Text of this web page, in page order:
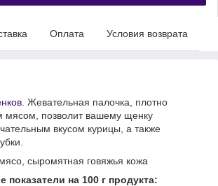
Оплата Условия возврата
. Жевательная палочка, плотно
мясом, позволит вашему щенку
вкусом курицы, а также
сыромятная говяжья кожа
показатели на 100 г продукта: